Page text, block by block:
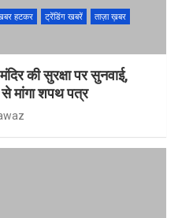
हटकर ट्रेंडिंग खबरें
ताज़ा ख़बर
मंदिर की सुरक्षा पर सुनवाई,
से मांगा शपथ पत्र